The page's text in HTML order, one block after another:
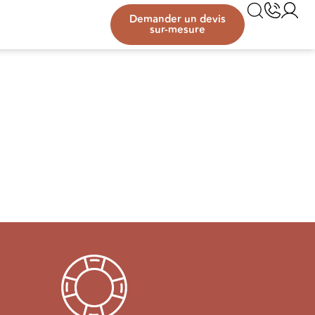
Demander un devis
sur-mesure